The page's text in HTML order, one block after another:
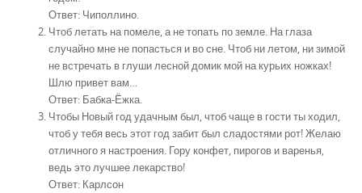
Ответ: Чиполлино.
Чтоб летать на помеле, а не топать по земле. На глаза
случайно мне не попасться и во сне. Чтоб ни летом, ни зимой
не встречать в глуши лесной домик мой на курьих ножках!
Шлю привет вам…
Ответ: Бабка-Ёжка.
Чтобы Новый год удачным был, чтоб чаще в гости ты ходил,
чтоб у тебя весь этот год забит был сладостями рот! Желаю
отличного я настроения. Гору конфет, пирогов и варенья,
ведь это лучшее лекарство!
Ответ: Карлсон